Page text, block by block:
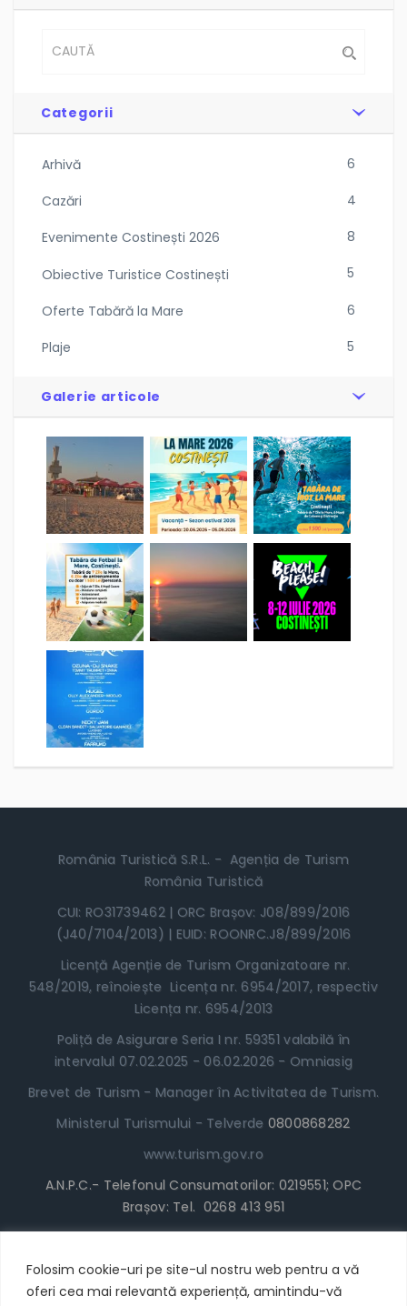
Folosim cookie-uri pe site-ul nostru web pentru a vă
oferi cea mai relevantă experiență, amintindu-vă
Categorii
Arhivă 6
Cazări 4
Evenimente Costinești 2026 8
Obiective Turistice Costinești 5
Oferte Tabără la Mare 6
Plaje 5
Galerie articole
România Turistică S.R.L. - Agenția de Turism
România Turistică
CUI: RO31739462 | ORC Brașov: J08/899/2016
(J40/7104/2013) | EUID: ROONRC.J8/899/2016
Licență Agenție de Turism Organizatoare nr.
548/2019, reînoiește Licența nr. 6954/2017, respectiv
Licența nr. 6954/2013
Poliță de Asigurare Seria I nr. 59351 valabilă în
intervalul 07.02.2025 - 06.02.2026 - Omniasig
Brevet de Turism - Manager în Activitatea de Turism.
Ministerul Turismului - Telverde 0800868282
www.turism.gov.ro
A.N.P.C.- Telefonul Consumatorilor: 0219551; OPC
Brașov: Tel. 0268 413 951
Termeni și Condiții
* Locul în Tabără poate fi achitat cu cardul/plata